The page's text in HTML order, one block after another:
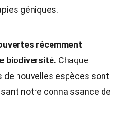
géniques.
récemment
biodiversité. Chaque
de nouvelles espèces sont
notre connaissance de